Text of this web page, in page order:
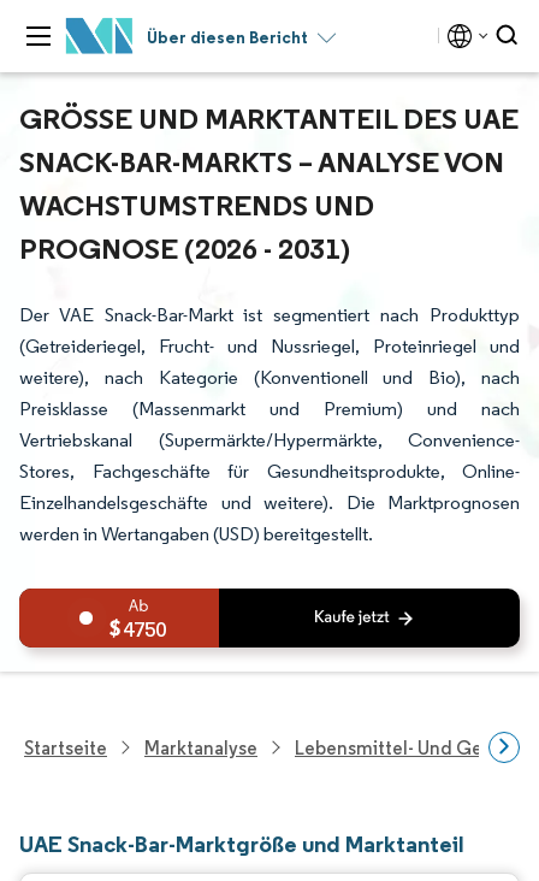
Über diesen Bericht
GRÖSSE UND MARKTANTEIL DES UAE S
NACK-BAR-MARKTS – ANALYSE VON W
ACHSTUMSTRENDS UND P
ROGNOSE (2026 - 2031)
Der VAE Snack-Bar-Markt ist segmentiert nach Produkttyp
(Getreideriegel, Frucht- und Nussriegel, Proteinriegel und
weitere), nach Kategorie (Konventionell und Bio), nach
Preisklasse (Massenmarkt und Premium) und nach
Vertriebskanal (Supermärkte/Hypermärkte, Convenience-
Stores, Fachgeschäfte für Gesundheitsprodukte, Online-
Einzelhandelsgeschäfte und weitere). Die Marktprognosen
werden in Wertangaben (USD) bereitgestellt.
4750
Startseite Marktanalyse Lebensmittel- Und
UAE Snack-Bar-Marktgröße und Marktanteil